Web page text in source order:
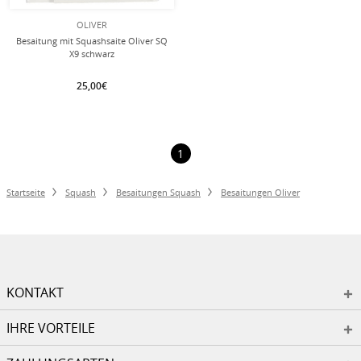
OLIVER
Besaitung mit Squashsaite Oliver SQ
X9 schwarz
25,00€
1
Startseite Squash Besaitungen Squash Besaitungen Oliver
KONTAKT
IHRE VORTEILE